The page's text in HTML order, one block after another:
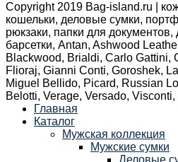
Copyright 2019 Bag-island.ru |
кошельки, деловые сумки,
рюкзаки, папки для
барсетки, Antan, Ashwood
Blackwood, Brialdi, Carlo Gattini,
Flioraj, Gianni Conti, Goroshek,
Miguel Bellido, Picard, Russian
Belotti, Verage, Versado, Visconti,
Главная
Каталог
Мужская коллекция
Мужские сумки
Деловые